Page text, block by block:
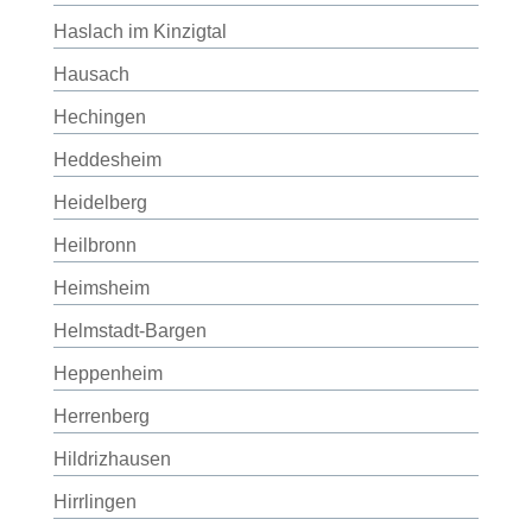
Haslach im Kinzigtal
Hausach
Hechingen
Heddesheim
Heidelberg
Heilbronn
Heimsheim
Helmstadt-Bargen
Heppenheim
Herrenberg
Hildrizhausen
Hirrlingen